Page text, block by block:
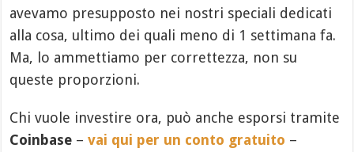
avevamo presupposto nei nostri speciali dedicati
alla cosa, ultimo dei quali meno di 1 settimana fa.
Ma, lo ammettiamo per correttezza, non su
queste proporzioni.
Chi vuole investire ora, può anche esporsi tramite
Coinbase –vai qui per un conto gratuito –